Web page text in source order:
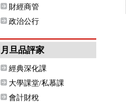
財經商管
政治公行
月旦品評家
經典深化課
大學課堂/私慕課
會計財稅